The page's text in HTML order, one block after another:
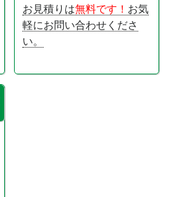
お見積りは無料です！ お気
軽にお問い合わせくださ
い。